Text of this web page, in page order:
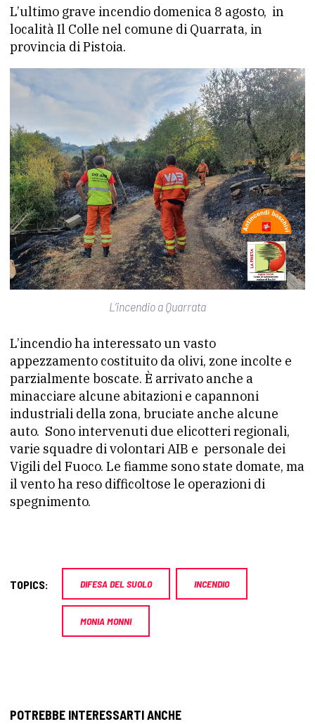
L’ultimo grave incendio domenica 8 agosto, in
località Il Colle nel comune di Quarrata, in
provincia di Pistoia.
L’incendio a Quarrata
L’incendio ha interessato un vasto
appezzamento costituito da olivi, zone incolte e
parzialmente boscate. È arrivato anche a
minacciare alcune abitazioni e capannoni
industriali della zona, bruciate anche alcune
auto. Sono intervenuti due elicotteri regionali,
varie squadre di volontari AIB e personale dei
Vigili del Fuoco. Le fiamme sono state domate, ma
il vento ha reso difficoltose le operazioni di
spegnimento.
TOPICS: DIFESA DEL SUOLO INCENDIO
MONIA MONNI
POTREBBE INTERESSARTI ANCHE